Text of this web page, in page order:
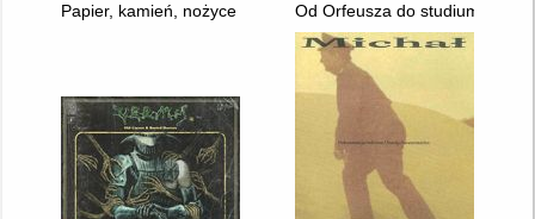
Papier, kamień, nożyce : mała dywersja w miejscu pracy
Od Orfeusza do studium o